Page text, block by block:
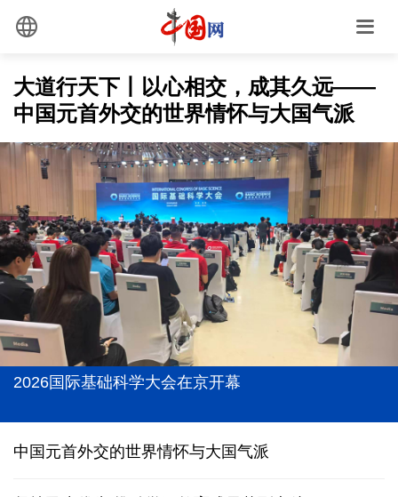
大道行天下丨以心相交，成其久远——
中国元首外交的世界情怀与大国气派
总书记点赞的非遗苗绣焕发新生机
上半年我国经营主体结构持续优化